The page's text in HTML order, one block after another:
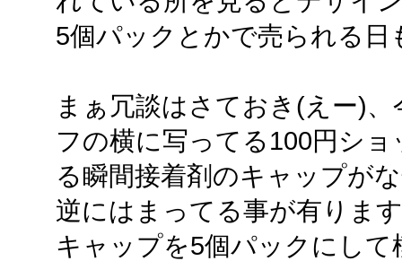
5個パックとかで売られる
まぁ冗談はさておき(えー)
フの横に写ってる100円シ
る瞬間接着剤のキャップが
逆にはまってる事が有りま
キャップを5個パックにし